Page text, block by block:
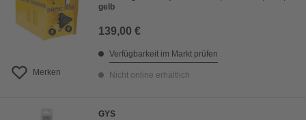
Merken
gelb
139,00 €
Verfügbarkeit im Markt prüfen
Nicht online erhältlich
GYS